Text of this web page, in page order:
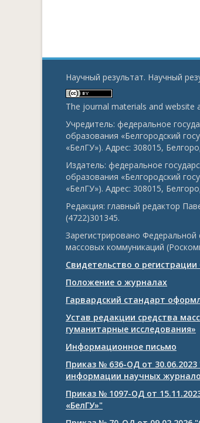
Научный результат. Научный
The journal materials and website
Учредитель: федеральное
образования «Белгородский
«БелГУ»). Адрес: 308015,
Издатель: федеральное
образования «Белгородский
«БелГУ»). Адрес: 308015,
Редакция: главный редактор
(4722)301345.
Зарегистрировано
массовых коммуникаций
Свидетельство о
Положение о журналах
Гарвардский стандарт
Устав редакции средства
гуманитарные исследования»
Информационное письмо
Приказ № 636-ОД от
информации научных
Приказ № 1097-ОД от
«БелГУ»"